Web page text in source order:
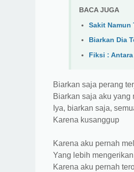
BACA JUGA
Sakit Namun
Biarkan Dia
Fiksi :
Biarkan saja perang
Biarkan saja aku yang
Iya, biarkan saja,
Karena kusanggup
Karena aku pernah
Yang lebih
Karena aku pernah